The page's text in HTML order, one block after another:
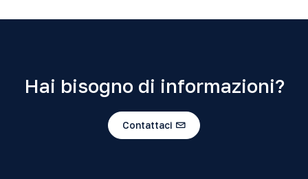
Hai bisogno di informazioni?
Contattaci